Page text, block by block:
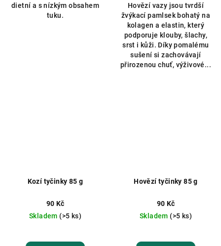
dietní a s nízkým obsahem
tuku.
z
5
hvězdiček.
Hovězí vazy jsou tvrdší
žvýkací pamlsek bohatý na
kolagen a elastin, který
podporuje klouby, šlachy,
srst i kůži. Díky pomalému
sušení si zachovávají
přirozenou chuť, výživové...
Kozí tyčinky 85 g
90 Kč
Skladem (>5 ks)
Hovězí tyčinky 85 g
90 Kč
Skladem (>5 ks)
hodnocení